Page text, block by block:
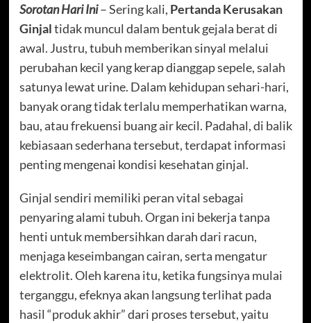
Sorotan Hari Ini– Sering kali, Pertanda Kerusakan
Ginjaltidak muncul dalam bentuk gejala berat di
awal. Justru, tubuh memberikan sinyal melalui
perubahan kecil yang kerap dianggap sepele, salah
satunya lewat urine. Dalam kehidupan sehari-hari,
banyak orang tidak terlalu memperhatikan warna,
bau, atau frekuensi buang air kecil. Padahal, di balik
kebiasaan sederhana tersebut, terdapat informasi
penting mengenai kondisi kesehatan ginjal.
Ginjal sendiri memiliki peran vital sebagai
penyaring alami tubuh. Organ ini bekerja tanpa
henti untuk membersihkan darah dari racun,
menjaga keseimbangan cairan, serta mengatur
elektrolit. Oleh karena itu, ketika fungsinya mulai
terganggu, efeknya akan langsung terlihat pada
hasil “produk akhir” dari proses tersebut, yaitu